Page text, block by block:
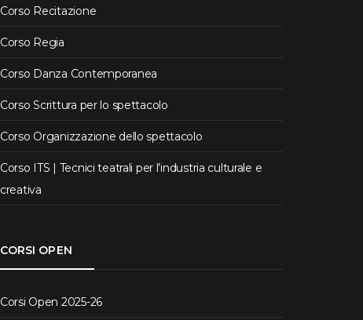
Corso Recitazione
Corso Regia
Corso Danza Contemporanea
Corso Scrittura per lo spettacolo
Corso Organizzazione dello spettacolo
Corso ITS | Tecnici teatrali per l’industria culturale e
creativa
CORSI OPEN
Corsi Open 2025-26